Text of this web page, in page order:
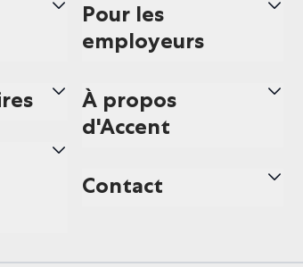
Pour les
employeurs
À propos
d'Accent
Contact